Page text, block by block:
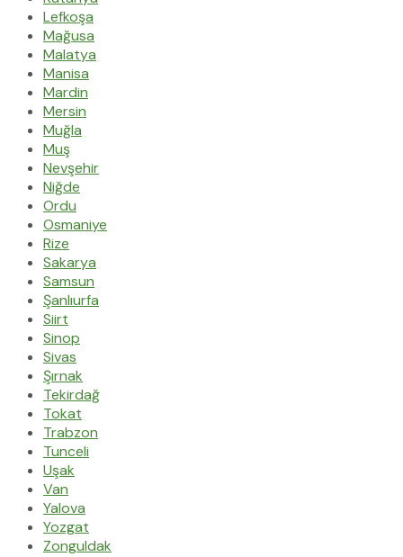
Lefkoşa
Mağusa
Malatya
Manisa
Mardin
Mersin
Muğla
Muş
Nevşehir
Niğde
Ordu
Osmaniye
Rize
Sakarya
Samsun
Şanlıurfa
Siirt
Sinop
Sivas
Şırnak
Tekirdağ
Tokat
Trabzon
Tunceli
Uşak
Van
Yalova
Yozgat
Zonguldak